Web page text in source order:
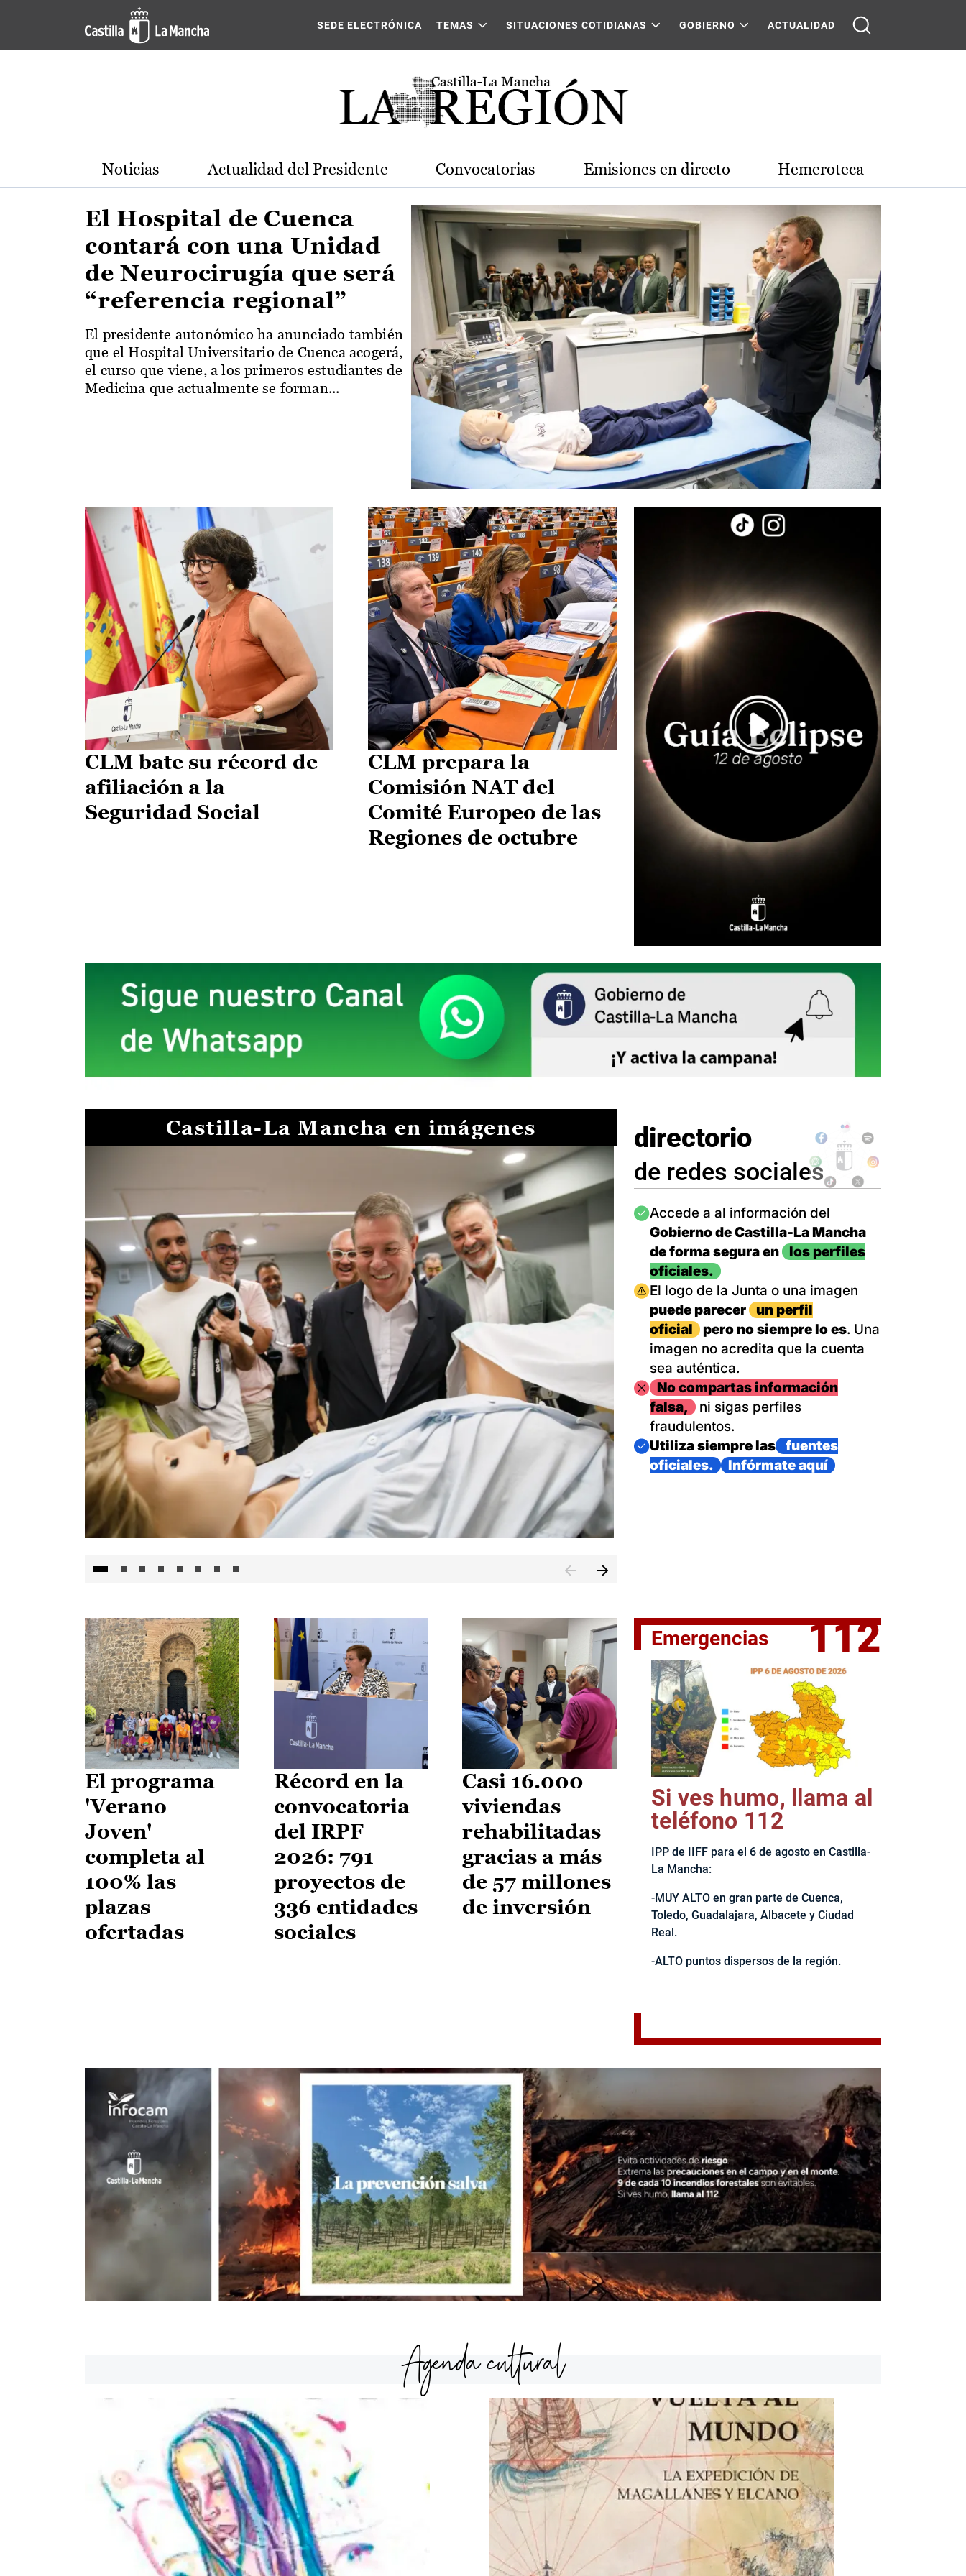
Pasar al contenido principal
Actualidad de la región de Castilla-La Mancha
SEDE ELECTRÓNICA TEMAS SITUACIONES COTIDIANAS GOBIERNO ACTUALIDAD
Noticias Actualidad del Presidente Convocatorias Emisiones en directo Hemeroteca
El Hospital de Cuenca
contará con una Unidad
de Neurocirugía que será
“referencia regional”
El presidente autonómico ha anunciado también
que el Hospital Universitario de Cuenca acogerá,
el curso que viene, a los primeros estudiantes de
Medicina que actualmente se forman...
CLM bate su récord de
afiliación a la
Seguridad Social
CLM prepara la
Comisión NAT del
Comité Europeo de las
Regiones de octubre
Castilla-La Mancha en imágenes
El jefe del Ejecutivo castellanomanchego, Emiliano García-
directorio
de redes sociales
Imagen
Accede a al información del
Gobierno de Castilla-La Mancha
de forma segura en
los perfiles
oficiales.
Imagen
El logo de la Junta o una imagen
puede parecer
un perfil
oficial
pero no siempre lo es. Una
imagen no acredita que la cuenta
sea auténtica.
ImagenNo compartas información
falsa,
ni sigas perfiles
fraudulentos.
Imagen
Utiliza siempre las
fuentes
oficiales.
Infórmate aquí
El programa
'Verano
Joven'
completa al
100% las
plazas
ofertadas
Récord en la
convocatoria
del IRPF
2026: 791
proyectos de
336 entidades
sociales
Casi 16.000
viviendas
rehabilitadas
gracias a más
de 57 millones
de inversión
Emergencias 112
Si ves humo, llama al
teléfono 112
IPP de IIFF para el 6 de agosto en Castilla-
La Mancha:
-MUY ALTO en gran parte de Cuenca,
Toledo, Guadalajara, Albacete y Ciudad
Real.
-ALTO puntos dispersos de la región.
Agenda cultural